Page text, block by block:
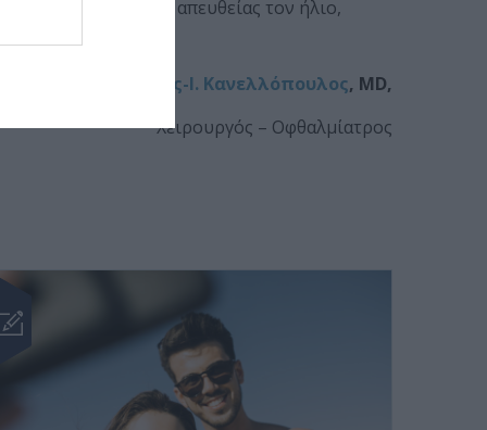
σας αν κοιτάξετε απευθείας τον ήλιο,
δρ Αναστάσιος-Ι. Κανελλόπουλος, MD,
Χειρουργός – Οφθαλμίατρος